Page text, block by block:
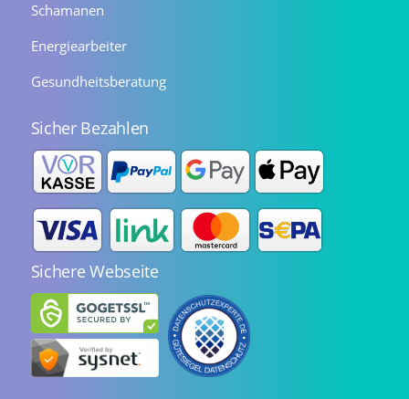
Schamanen
Energiearbeiter
Gesundheitsberatung
Sicher Bezahlen
Sichere Webseite